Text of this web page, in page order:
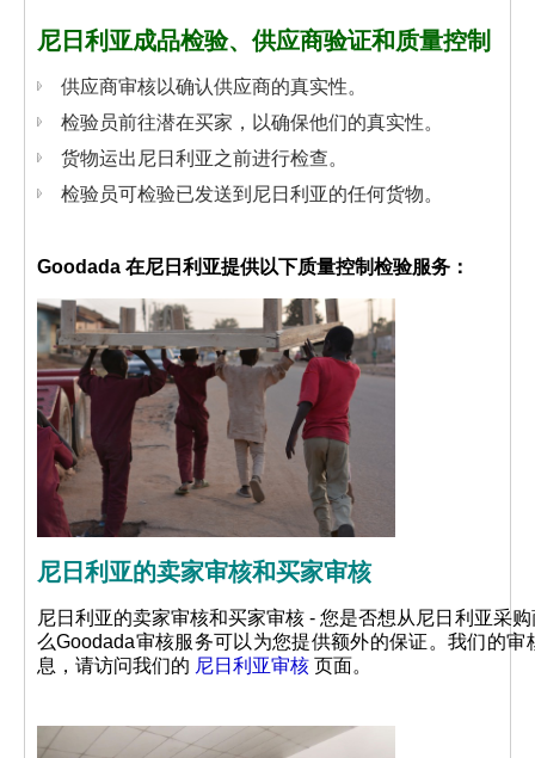
尼日利亚成品检验、供应商验证和质量控制
供应商审核以确认供应商的真实性。
检验员前往潜在买家，以确保他们的真实性。
货物运出尼日利亚之前进行检查。
检验员可检验已发送到尼日利亚的任何货物。
Goodada 在尼日利亚提供以下质量控制检验服务：
尼日利亚的卖家审核和买家审核
尼日利亚的卖家审核和买家审核 - 您是否想从尼日利亚采
么Goodada审核服务可以为您提供额外的保证。我们的
息，请访问我们的 尼日利亚审核 页面。